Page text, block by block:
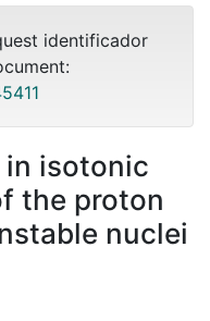
identificador
isotonic
the proton
nuclei